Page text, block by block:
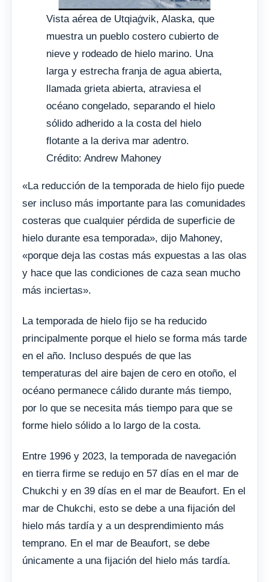
Vista aérea de Utqiaġvik, Alaska, que
muestra un pueblo costero cubierto de
nieve y rodeado de hielo marino. Una
larga y estrecha franja de agua abierta,
llamada grieta abierta, atraviesa el
océano congelado, separando el hielo
sólido adherido a la costa del hielo
flotante a la deriva mar adentro.
Crédito: Andrew Mahoney
«La reducción de la temporada de hielo fijo puede
ser incluso más importante para las comunidades
costeras que cualquier pérdida de superficie de
hielo durante esa temporada», dijo Mahoney,
«porque deja las costas más expuestas a las olas
y hace que las condiciones de caza sean mucho
más inciertas».
La temporada de hielo fijo se ha reducido
principalmente porque el hielo se forma más tarde
en el año. Incluso después de que las
temperaturas del aire bajen de cero en otoño, el
océano permanece cálido durante más tiempo,
por lo que se necesita más tiempo para que se
forme hielo sólido a lo largo de la costa.
Entre 1996 y 2023, la temporada de navegación
en tierra firme se redujo en 57 días en el mar de
Chukchi y en 39 días en el mar de Beaufort. En el
mar de Chukchi, esto se debe a una fijación del
hielo más tardía y a un desprendimiento más
temprano. En el mar de Beaufort, se debe
únicamente a una fijación del hielo más tardía.